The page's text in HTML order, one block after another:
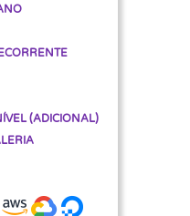
(ADICIONAL)